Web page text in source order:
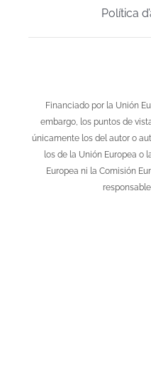
Política
Financiado por la Unión
embargo, los puntos de
únicamente los del autor o
los de la Unión Europea o
Europea ni la Comisión